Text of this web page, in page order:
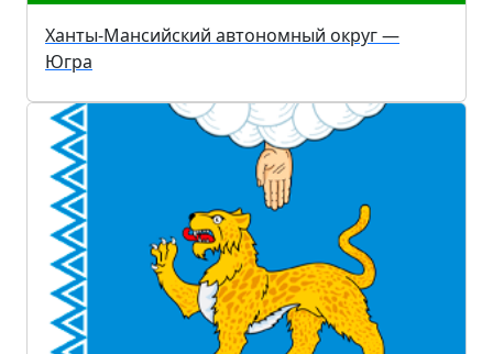
Ханты-Мансийский автономный округ —
Югра